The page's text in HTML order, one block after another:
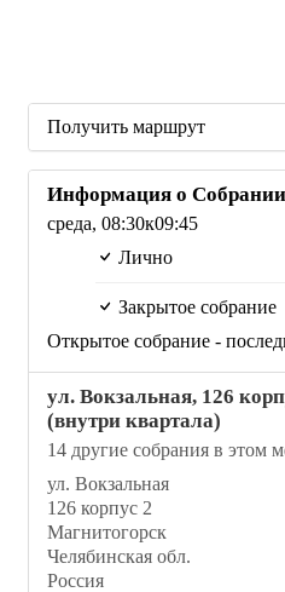
Получить маршрут
Информация о Собрании
среда, 08:30к09:45
Лично
Закрытое собрание
Открытое собрание -
ул. Вокзальная, 126
(внутри квартала)
14 другие собрания в этом
ул. Вокзальная
126 корпус 2
Магнитогорск
Челябинская обл.
Россия